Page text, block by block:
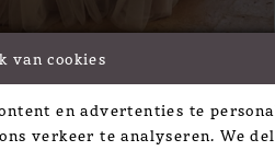
SHARE:
van cookies
en advertenties te
verkeer te analyseren. We